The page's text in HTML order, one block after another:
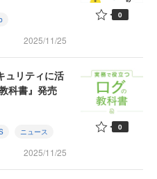
2025/11/25
0
ュリティに活
科書』発売
ニュース
2025/11/25
0